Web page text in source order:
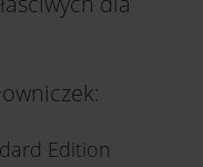
Edition